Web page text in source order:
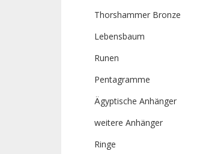
Thorshammer Bronze
Lebensbaum
Runen
Pentagramme
Ägyptische Anhänger
weitere Anhänger
Ringe